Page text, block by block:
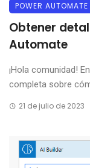
POWER AUTOMATE
Obtener
Automate
¡Hola comunidad!
completa sobre
21 de julio de 2023